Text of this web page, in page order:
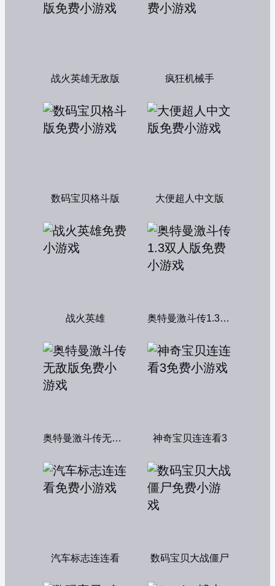
战火英雄无敌版 疯狂机械手
数码宝贝格斗版 大便超人中文版
战火英雄 奥特曼激斗传1.3双人版
奥特曼激斗传无敌版 神奇宝贝连连看3
汽车标志连连看 数码宝贝大战僵尸